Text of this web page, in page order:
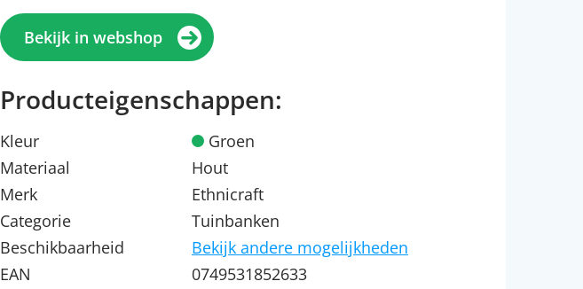
Bekijk in webshop
Producteigenschappen:
Kleur
Groen
Materiaal
Hout
Merk
Ethnicraft
Categorie
Tuinbanken
Beschikbaarheid
Bekijk andere mogelijkheden
EAN
0749531852633